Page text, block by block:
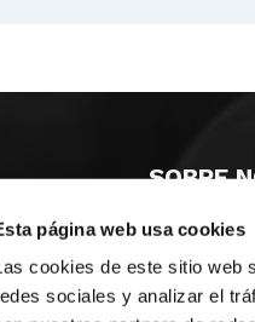
página web usa cookies
cookies de este sitio web
sociales y analizar el
SOBRE
CASTELLON
VALENCIA
ALICANTE